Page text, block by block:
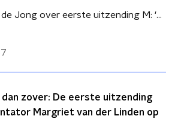
Angela de Jong over eerste uitzending M: ‘Hou vol Margriet!’
dan zover: De eerste uitzending
Margriet van der Linden op